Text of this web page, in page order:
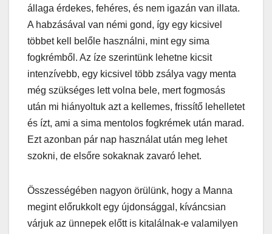
állaga érdekes, fehéres, és nem igazán van illata.
A habzásával van némi gond, így egy kicsivel
többet kell belőle használni, mint egy sima
fogkrémből. Az íze szerintünk lehetne kicsit
intenzívebb, egy kicsivel több zsálya vagy menta
még szükséges lett volna bele, mert fogmosás
után mi hiányoltuk azt a kellemes, frissítő lehelletet
és ízt, ami a sima mentolos fogkrémek után marad.
Ezt azonban pár nap használat után meg lehet
szokni, de elsőre sokaknak zavaró lehet.
Összességében nagyon örülünk, hogy a Manna
megint előrukkolt egy újdonsággal, kíváncsian
várjuk az ünnepek előtt is kitalálnak-e valamilyen